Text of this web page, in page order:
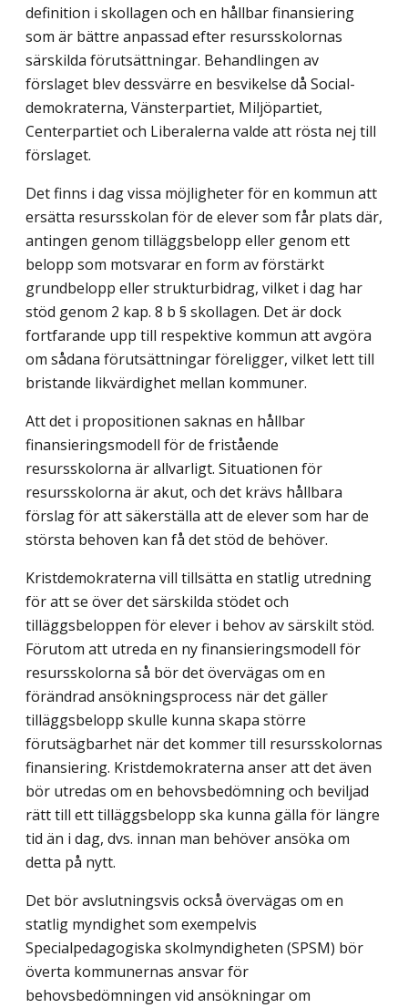
definition i skollagen och en hållbar finansiering
som är bättre anpassad efter resursskolornas
särskilda förut­sättningar. Behandlingen av
förslaget blev dessvärre en besvikelse då Social­
demokraterna, Vänsterpartiet, Miljöpartiet,
Centerpartiet och Liberalerna valde att rösta nej till
förslaget.
Det finns i dag vissa möjligheter för en kommun att
ersätta resursskolan för de elever som får plats där,
antingen genom tilläggsbelopp eller genom ett
belopp som motsvarar en form av förstärkt
grundbelopp eller strukturbidrag, vilket i dag har
stöd genom 2 kap. 8 b § skollagen. Det är dock
fortfarande upp till respektive kommun att avgöra
om sådana förutsättningar föreligger, vilket lett till
bristande likvärdighet mellan kommuner.
Att det i propositionen saknas en hållbar
finansieringsmodell för de fristående
resursskolorna är allvarligt. Situationen för
resursskolorna är akut, och det krävs hållbara
förslag för att säkerställa att de elever som har de
största behoven kan få det stöd de behöver.
Kristdemokraterna vill tillsätta en statlig utredning
för att se över det särskilda stödet och
tilläggsbeloppen för elever i behov av särskilt stöd.
Förutom att utreda en ny finansieringsmodell för
resursskolorna så bör det övervägas om en
förändrad ansökningsprocess när det gäller
tilläggsbelopp skulle kunna skapa större
förutsägbarhet när det kommer till resursskolornas
finansiering. Kristdemokraterna anser att det även
bör utredas om en behovsbedömning och beviljad
rätt till ett tilläggsbelopp ska kunna gälla för längre
tid än i dag, dvs. innan man behöver ansöka om
detta på nytt.
Det bör avslutningsvis också övervägas om en
statlig myndighet som exempelvis
Specialpedagogiska skolmyndigheten (SPSM) bör
överta kommunernas ansvar för
behovsbedömningen vid ansökningar om